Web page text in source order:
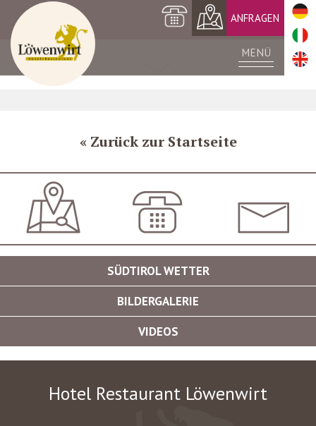
+39 0473 561420
MENÜ
ANFRAGEN
Zurück zur Startseite
ANFAHRT +39 0473 561420
SÜDTIROL WETTER
BILDERGALERIE
VIDEOS
Hotel Restaurant Löwenwirt